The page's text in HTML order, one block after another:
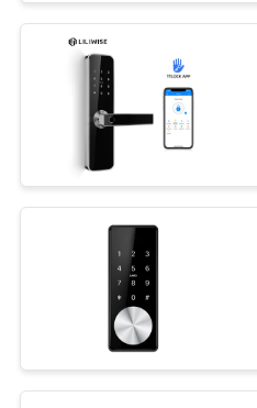
HUBUNGI
BERITA
NEWS
SITEMAP
KEBIJAKAN
PRIBADI